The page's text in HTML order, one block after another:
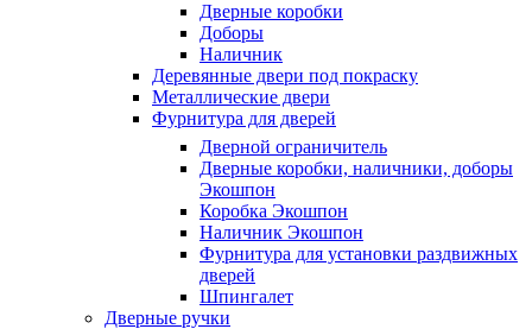
Дверные коробки
Доборы
Наличник
Деревянные двери под покраску
Металлические двери
Фурнитура для дверей
Дверной ограничитель
Дверные коробки, наличники, доборы
Экошпон
Коробка Экошпон
Наличник Экошпон
Фурнитура для установки раздвижных
дверей
Шпингалет
Дверные ручки